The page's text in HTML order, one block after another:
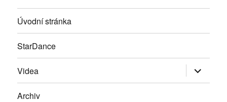
Úvodní stránka
StarDance
Videa Zobrazit
položky
Archiv